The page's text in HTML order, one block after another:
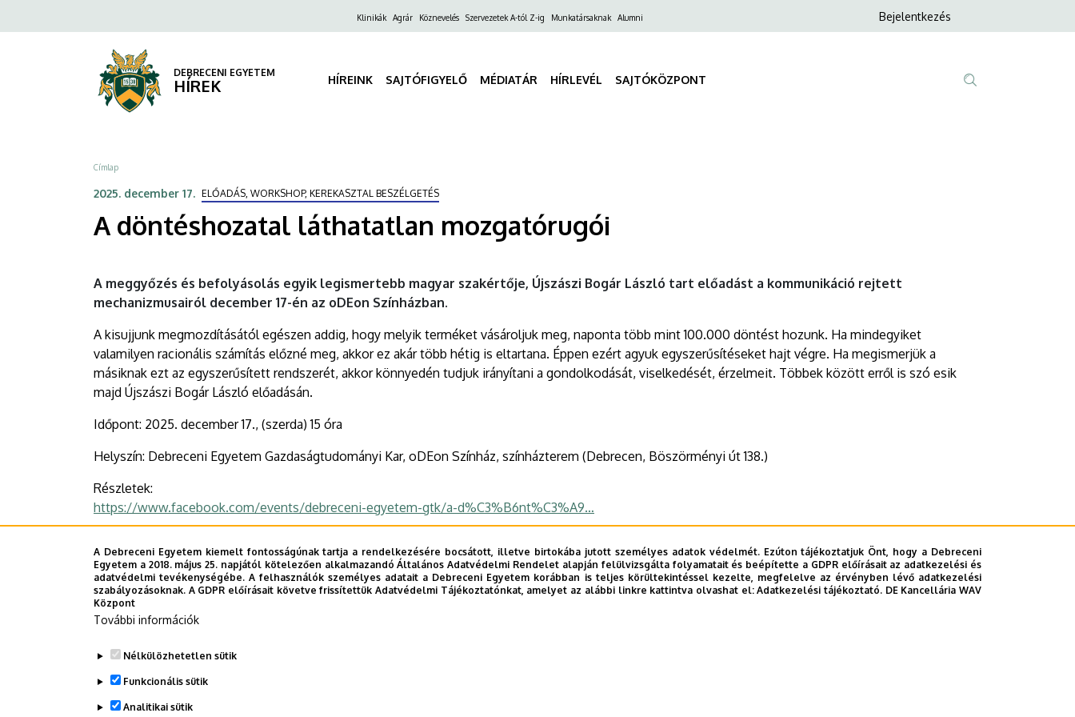
döntéshozatal
láthatatlan
mozgatórugói
DEBRECENI
EGYETEM
a
FelsőKlinikák Agrár Köznevelés Szervezetek A-tól Z-ig Munkatársaknak Alumni
Anonim
Bejelentkezés
DEBRECENI EGYETEM
HÍREK HÍREINK SAJTÓFIGYELŐ MÉDIATÁR HÍRLEVÉL SAJTÓKÖZPONT
Morzsa
Címlap
2025. december 17. ELŐADÁS, WORKSHOP, KEREKASZTAL BESZÉLGETÉS
A döntéshozatal láthatatlan mozgatórugói
A meggyőzés és befolyásolás egyik legismertebb magyar szakértője, Újszászi Bogár László tart előadást a kommunikáció rejtett
mechanizmusairól december 17-én az oDEon Színházban.
A kisujjunk megmozdításától egészen addig, hogy melyik terméket vásároljuk meg, naponta több mint 100.000 döntést hozunk. Ha mindegyiket
valamilyen racionális számítás előzné meg, akkor ez akár több hétig is eltartana. Éppen ezért agyuk egyszerűsítéseket hajt végre. Ha megismerjük a
másiknak ezt az egyszerűsített rendszerét, akkor könnyedén tudjuk irányítani a gondolkodását, viselkedését, érzelmeit. Többek között erről is szó esik
majd Újszászi Bogár László előadásán.
Időpont: 2025. december 17., (szerda) 15 óra
Helyszín: Debreceni Egyetem Gazdaságtudományi Kar, oDEon Színház, színházterem (Debrecen, Böszörményi út 138.)
Részletek:
https://www.facebook.com/events/debreceni-egyetem-gtk/a-d%C3%B6nt%C3%A9…
Megosztás
A Debreceni Egyetem kiemelt fontosságúnak tartja a rendelkezésére bocsátott, illetve birtokába jutott személyes adatok védelmét. Ezúton tájékoztatjuk Önt, hogy a Debreceni
Egyetem a 2018. május 25. napjától kötelezően alkalmazandó Általános Adatvédelmi Rendelet alapján felülvizsgálta folyamatait és beépítette a GDPR előírásait az adatkezelési és
adatvédelmi tevékenységébe. A felhasználók személyes adatait a Debreceni Egyetem korábban is teljes körültekintéssel kezelte, megfelelve az érvényben lévő adatkezelési
szabályozásoknak. A GDPR előírásait követve frissítettük Adatvédelmi Tájékoztatónkat, amelyet az alábbi linkre kattintva olvashat el:Adatkezelési tájékoztató. DE Kancellária WAV
Központ
További információk
Nélkülözhetetlen sütik
Funkcionális sütik
Analitikai sütik